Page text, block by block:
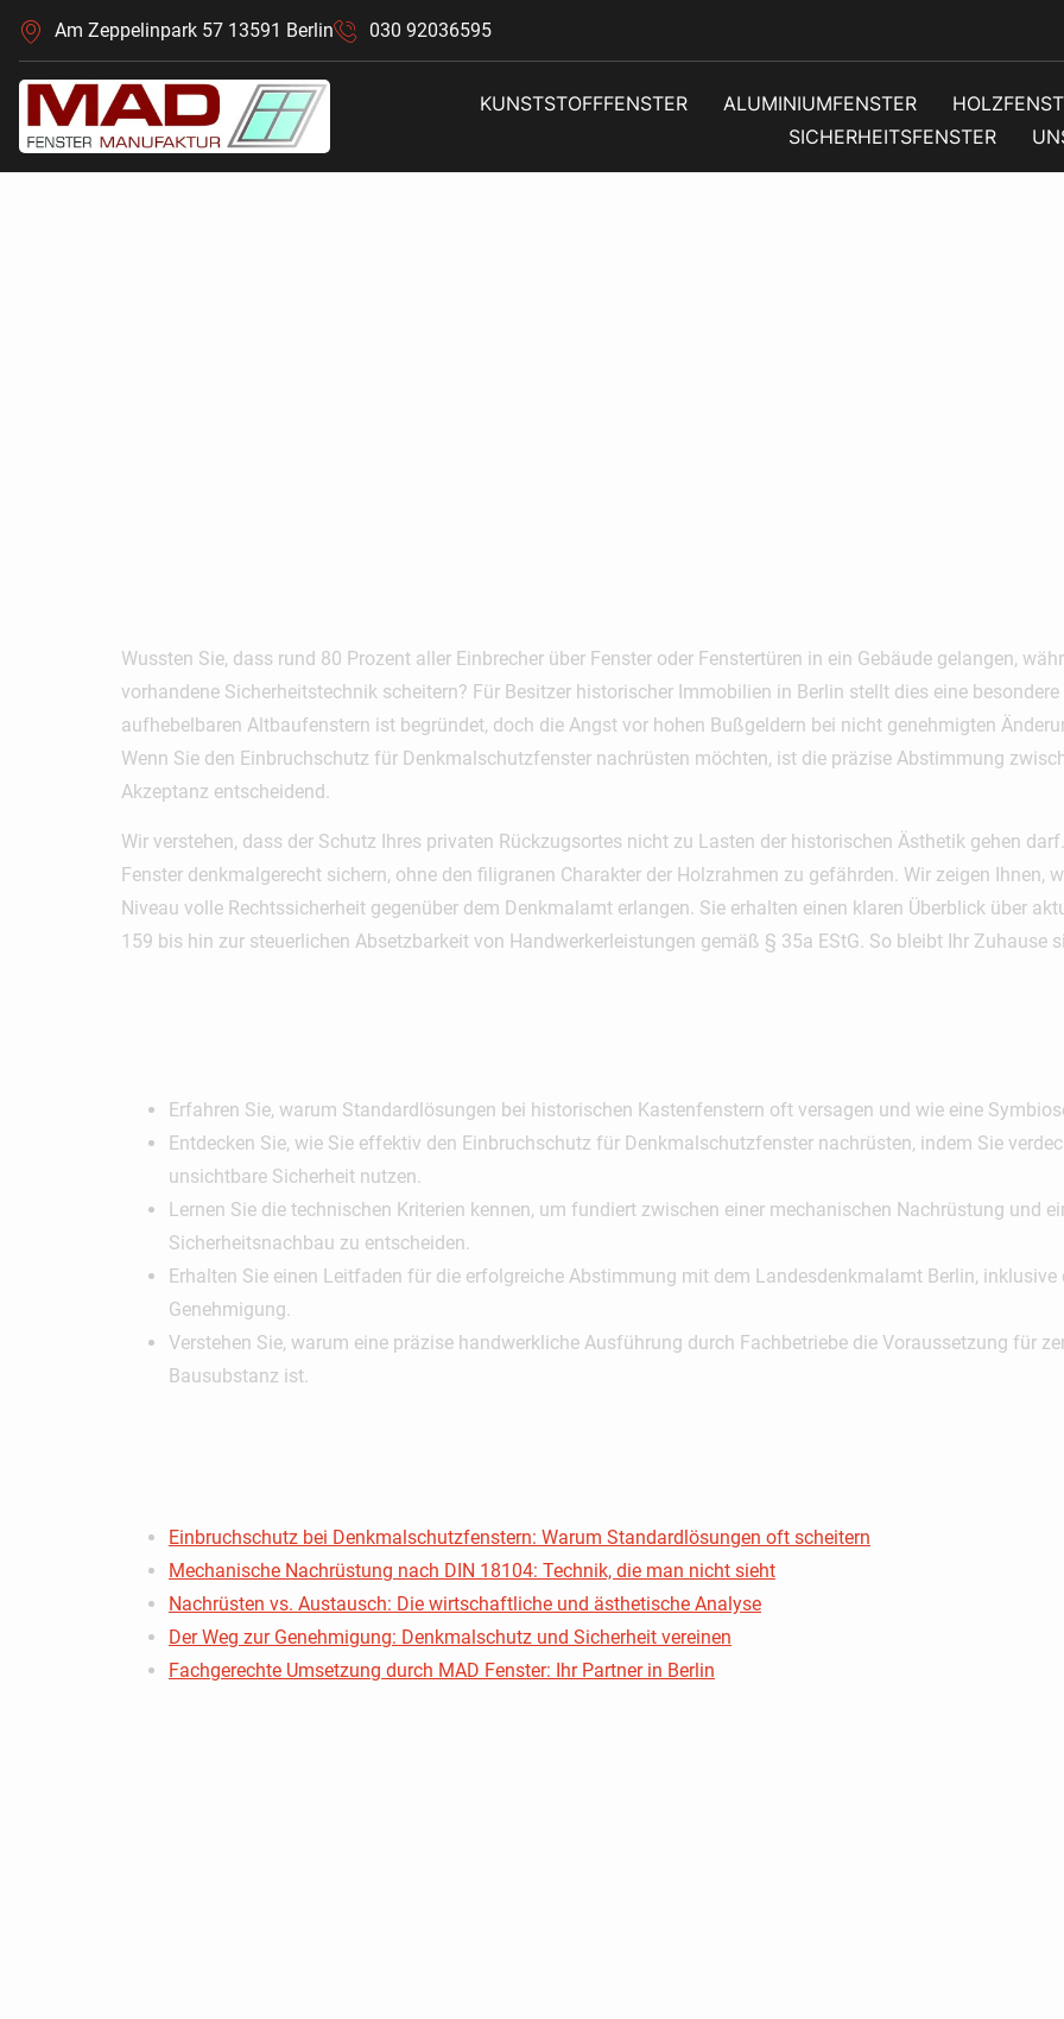
Am Zeppelinpark 57 13591 Berlin 030 92036595
KUNSTSTOFFFENSTER ALUMINIUMFENSTER
SICHERHEITSFENSTER
Wussten Sie, dass rund 80 Prozent aller Einbrecher über Fenster oder Fenstertüren in ein Gebäude gelangen,
vorhandene Sicherheitstechnik scheitern? Für Besitzer historischer Immobilien in Berlin stellt dies eine
aufhebelbaren Altbaufenstern ist begründet, doch die Angst vor hohen Bußgeldern bei nicht genehmigten
Wenn Sie den Einbruchschutz für Denkmalschutzfenster nachrüsten möchten, ist die präzise Abstimmung
Akzeptanz entscheidend.
Wir verstehen, dass der Schutz Ihres privaten Rückzugsortes nicht zu Lasten der historischen Ästhetik gehen
Fenster denkmalgerecht sichern, ohne den filigranen Charakter der Holzrahmen zu gefährden. Wir zeigen Ihnen,
Niveau volle Rechtssicherheit gegenüber dem Denkmalamt erlangen. Sie erhalten einen klaren Überblick über
159 bis hin zur steuerlichen Absetzbarkeit von Handwerkerleistungen gemäß § 35a EStG. So bleibt Ihr Zuhause
Erfahren Sie, warum Standardlösungen bei historischen Kastenfenstern oft versagen und wie eine
Entdecken Sie, wie Sie effektiv den Einbruchschutz für Denkmalschutzfenster nachrüsten, indem Sie
unsichtbare Sicherheit nutzen.
Lernen Sie die technischen Kriterien kennen, um fundiert zwischen einer mechanischen Nachrüstung und
Sicherheitsnachbau zu entscheiden.
Erhalten Sie einen Leitfaden für die erfolgreiche Abstimmung mit dem Landesdenkmalamt Berlin,
Genehmigung.
Verstehen Sie, warum eine präzise handwerkliche Ausführung durch Fachbetriebe die Voraussetzung für
Bausubstanz ist.
Einbruchschutz bei Denkmalschutzfenstern: Warum Standardlösungen oft scheitern
Mechanische Nachrüstung nach DIN 18104: Technik, die man nicht sieht
Nachrüsten vs. Austausch: Die wirtschaftliche und ästhetische Analyse
Der Weg zur Genehmigung: Denkmalschutz und Sicherheit vereinen
Fachgerechte Umsetzung durch MAD Fenster: Ihr Partner in Berlin